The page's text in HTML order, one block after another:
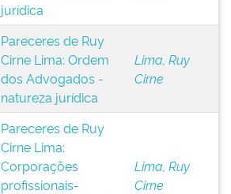
jurídica
Pareceres de Ruy
Cirne Lima: Ordem
dos Advogados -
natureza jurídica
Lima, Ruy
Cirne
Pareceres de Ruy
Cirne Lima:
Corporações
profissionais-
Lima, Ruy
Cirne